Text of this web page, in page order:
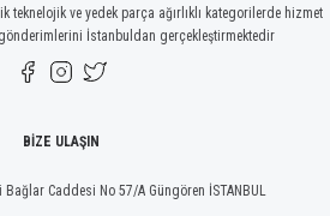
Gönder
teknelojik ve yedek parça ağırlıklı kategorilerde hizmet
İstanbuldan gerçekleştirmektedir
BİZE ULAŞIN
Bağlar Caddesi No 57/A Güngören İSTANBUL